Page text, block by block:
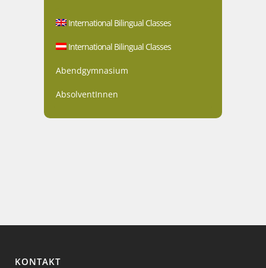
International Bilingual Classes
International Bilingual Classes
Abendgymnasium
AbsolventInnen
KONTAKT